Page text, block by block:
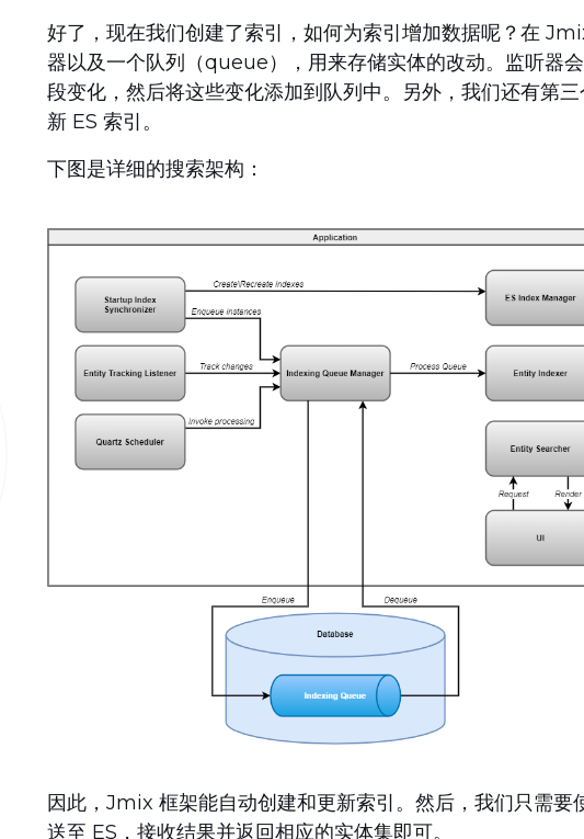
好了，现在我们创建了索引，如何为索引增加数据呢？在
器以及一个队列（queue），用来存储实体的改动。监听器
段变化，然后将这些变化添加到队列中。另外，我们还有第
新 ES 索引。
下图是详细的搜索架构：
因此，Jmix 框架能自动创建和更新索引。然后，我们只需
送至 ES，接收结果并返回相应的实体集即可。